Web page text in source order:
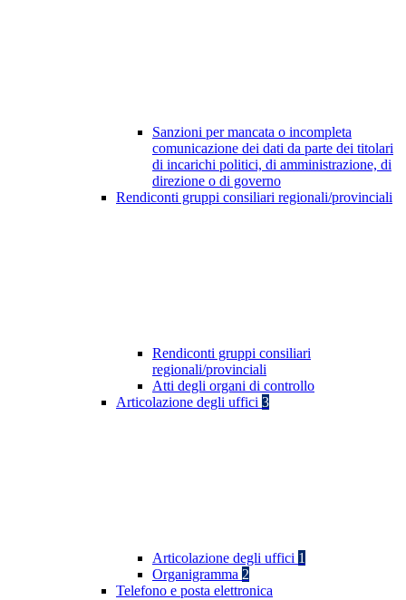
Sanzioni per mancata o incompleta
comunicazione dei dati da parte dei titolari
di incarichi politici, di amministrazione, di
direzione o di governo
Rendiconti gruppi consiliari regionali/provinciali
Rendiconti gruppi consiliari
regionali/provinciali
Atti degli organi di controllo
Articolazione degli uffici 3
Articolazione degli uffici 1
Organigramma 2
Telefono e posta elettronica